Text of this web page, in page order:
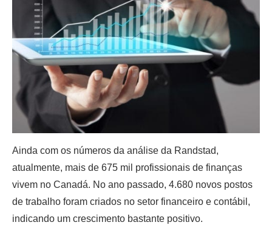
Ainda com os números da análise da Randstad,
atualmente, mais de 675 mil profissionais de finanças
vivem no Canadá. No ano passado, 4.680 novos postos
de trabalho foram criados no setor financeiro e contábil,
indicando um crescimento bastante positivo.